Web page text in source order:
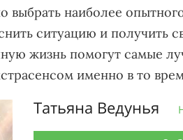
выбрать наиболее
ситуацию и получить
жизнь помогут самые
именно в то